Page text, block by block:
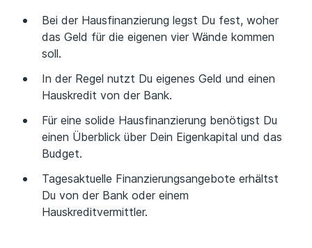
Bei der Hausfinanzierung legst Du fest, woher
das Geld für die eigenen vier Wände kommen
soll.
In der Regel nutzt Du eigenes Geld und einen
Hauskredit von der Bank.
Für eine solide Hausfinanzierung benötigst Du
einen Überblick über Dein Eigenkapital und das
Budget.
Tagesaktuelle Finanzierungsangebote erhältst
Du von der Bank oder einem
Hauskreditvermittler.